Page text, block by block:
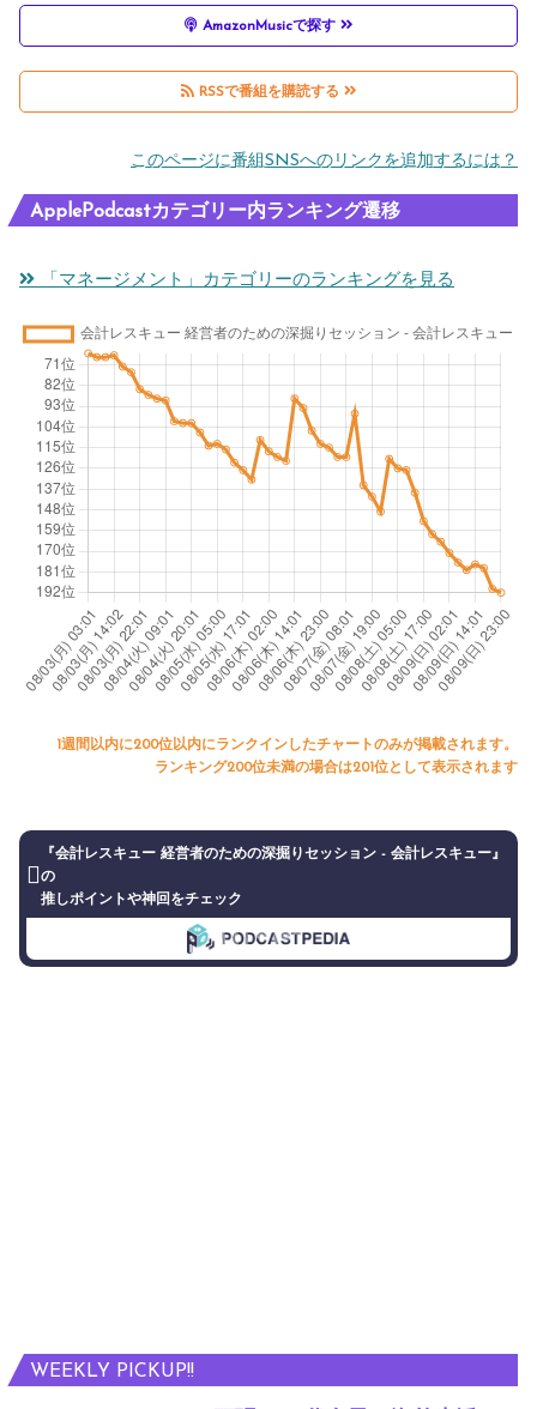
WEEKLY PICKUP!!
AmazonMusicで探す
RSSで番組を購読する
このページに番組SNSへのリンクを追加するには？
ApplePodcastカテゴリー内ランキング遷移
「マネージメント」カテゴリーのランキングを見る
1週間以内に200位以内にランクインしたチャートのみが掲載されます。
ランキング200位未満の場合は201位として表示されます
『会計レスキュー 経営者のための深掘りセッション - 会計レスキュー』
の
推しポイントや神回をチェック